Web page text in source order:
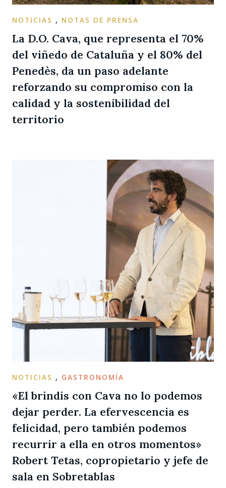
NOTICIAS , NOTAS DE PRENSA
La D.O. Cava, que representa el 70%
del viñedo de Cataluña y el 80% del
Penedès, da un paso adelante
reforzando su compromiso con la
calidad y la sostenibilidad del
territorio
NOTICIAS , GASTRONOMÍA
«El brindis con Cava no lo podemos
dejar perder. La efervescencia es
felicidad, pero también podemos
recurrir a ella en otros momentos»
Robert Tetas, copropietario y jefe de
sala en Sobretablas